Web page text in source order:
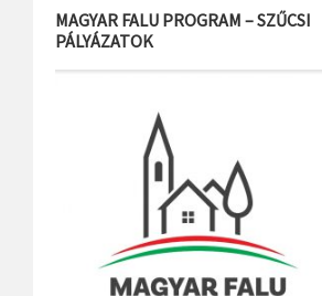
MAGYAR FALU PROGRAM – SZŰCSI
PÁLYÁZATOK